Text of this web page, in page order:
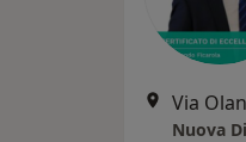
Via
Nuova